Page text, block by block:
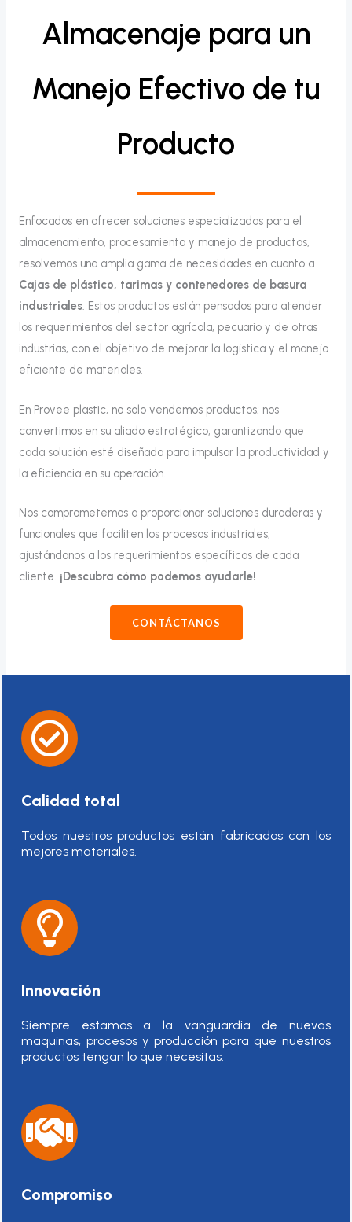
Almacenaje para un
Manejo Efectivo de tu
Producto
Enfocados en ofrecer soluciones especializadas para el
almacenamiento, procesamiento y manejo de productos,
resolvemos una amplia gama de necesidades en cuanto a
Cajas de plástico, tarimas y contenedores de basura
industriales. Estos productos están pensados para atender
los requerimientos del sector agrícola, pecuario y de otras
industrias, con el objetivo de mejorar la logística y el manejo
eficiente de materiales.
En Provee plastic, no solo vendemos productos; nos
convertimos en su aliado estratégico, garantizando que
cada solución esté diseñada para impulsar la productividad y
la eficiencia en su operación.
Nos comprometemos a proporcionar soluciones duraderas y
funcionales que faciliten los procesos industriales,
ajustándonos a los requerimientos específicos de cada
cliente. ¡Descubra cómo podemos ayudarle!
CONTÁCTANOS
Calidad total
Todos nuestros productos están fabricados con los
mejores materiales.
Innovación
Siempre estamos a la vanguardia de nuevas
maquinas, procesos y producción para que nuestros
productos tengan lo que necesitas.
Compromiso